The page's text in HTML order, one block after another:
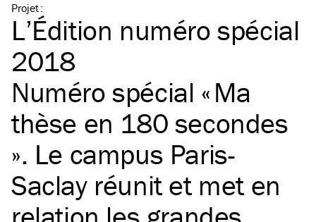
Projet:
L’Édition numéro spécial
2018
Numéro spécial « Ma
thèse en 180 secondes
». Le campus Paris-
Saclay réunit et met en